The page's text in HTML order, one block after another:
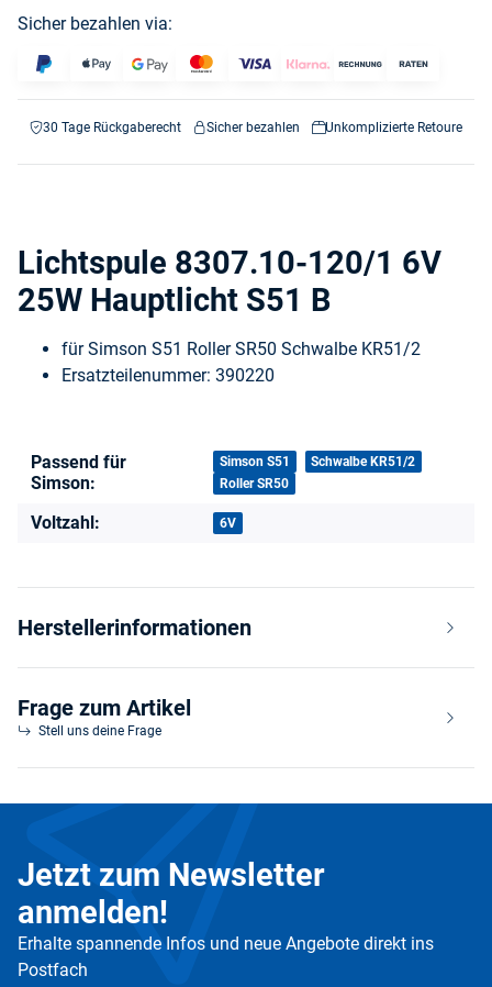
Sicher bezahlen via:
30 Tage Rückgaberecht Sicher bezahlen Unkomplizierte Retoure
Lichtspule 8307.10-120/1 6V
25W Hauptlicht S51 B
für Simson S51 Roller SR50 Schwalbe KR51/2
Ersatzteilenummer: 390220
Produkteigenschaft
Wert
Passend für
Simson:
Simson S51
Schwalbe KR51/2
Roller SR50
Voltzahl: 6V
Herstellerinformationen
Frage zum Artikel
Stell uns deine Frage
Jetzt zum Newsletter
anmelden!
Erhalte spannende Infos und neue Angebote direkt ins
Postfach